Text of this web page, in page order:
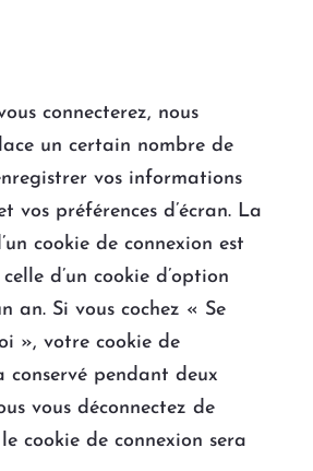
connecterez, nous
un certain nombre de
vos informations
vos préférences d’écran. La
cookie de connexion est
d’un cookie d’option
an. Si vous cochez « Se
», votre cookie de
conservé pendant deux
vous déconnectez de
cookie de connexion sera